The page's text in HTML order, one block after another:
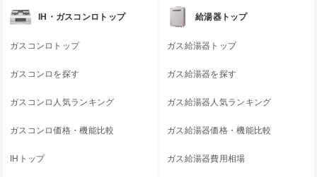
IH・ガスコンロトップ
ガスコンロトップ
ガスコンロを探す
ガスコンロ人気ランキング
ガスコンロ価格・機能比較
IHトップ
給湯器トップ
ガス給湯器トップ
ガス給湯器を探す
ガス給湯器人気ランキング
ガス給湯器価格・機能比較
ガス給湯器費用相場